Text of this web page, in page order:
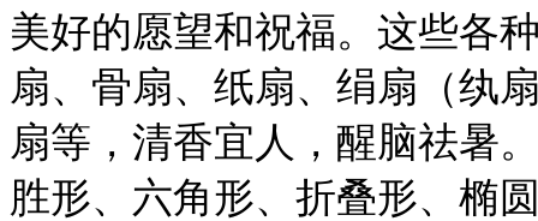
美好的愿望和祝福。这些各
扇、骨扇、纸扇、绢扇（纨
扇等，清香宜人，醒脑祛暑
胜形、六角形、折叠形、椭